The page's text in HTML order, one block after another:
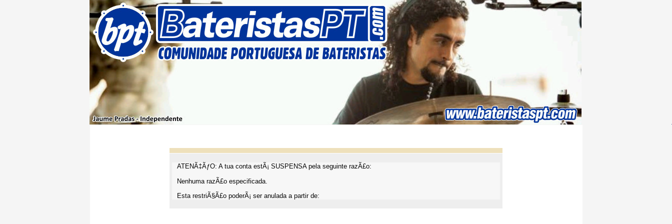
ATENÃ‡ÃƒO: A tua conta estÃ¡ SUSPENSA pela seguinte razÃ£o:
Nenhuma razÃ£o especificada.
Esta restriÃ§Ã£o poderÃ¡ ser anulada a partir de: